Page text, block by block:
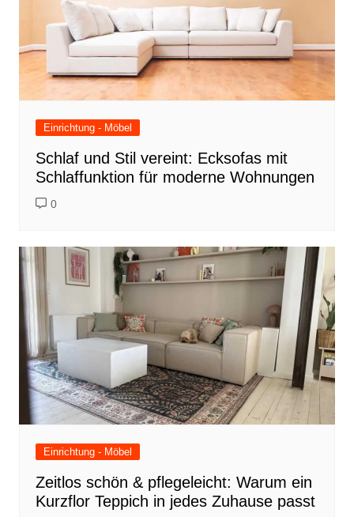
Einrichtung - Möbel
Schlaf und Stil vereint: Ecksofas mit
Schlaffunktion für moderne Wohnungen
0
Einrichtung - Möbel
Zeitlos schön & pflegeleicht: Warum ein
Kurzflor Teppich in jedes Zuhause passt